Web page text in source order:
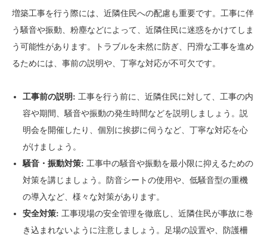
増築工事を行う際には、近隣住民への配慮も重要です。工事に伴
う騒音や振動、粉塵などによって、近隣住民に迷惑をかけてしま
う可能性があります。トラブルを未然に防ぎ、円滑な工事を進め
るためには、事前の説明や、丁寧な対応が不可欠です。
工事前の説明: 工事を行う前に、近隣住民に対して、工事の内
容や期間、騒音や振動の発生時間などを説明しましょう。説
明会を開催したり、個別に挨拶に伺うなど、丁寧な対応を心
がけましょう。
騒音・振動対策: 工事中の騒音や振動を最小限に抑えるための
対策を講じましょう。防音シートの使用や、低騒音型の重機
の導入など、様々な対策があります。
安全対策: 工事現場の安全管理を徹底し、近隣住民が事故に巻
き込まれないように注意しましょう。足場の設置や、防護柵